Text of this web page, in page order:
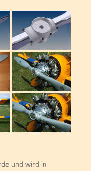
und wird in